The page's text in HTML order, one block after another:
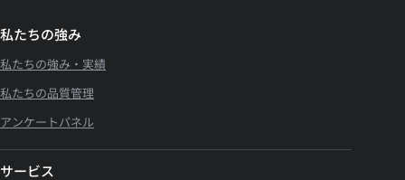
私たちの強み
私たちの強み・実績
私たちの品質管理
アンケートパネル
サービス